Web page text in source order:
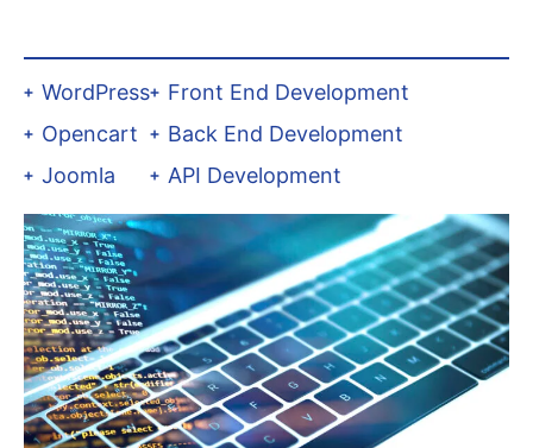
WordPress
Opencart
Joomla
Front End Development
Back End Development
API Development